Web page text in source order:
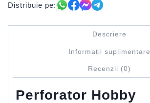
Distribuie pe:
Descriere
Informații suplimentare
Recenzii (0)
Perforator Hobby